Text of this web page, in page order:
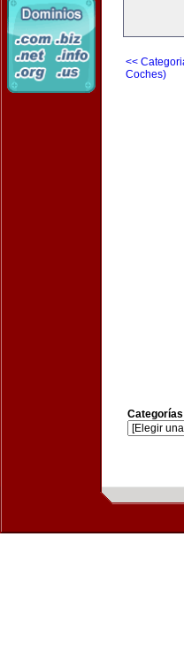
<<
Coches)